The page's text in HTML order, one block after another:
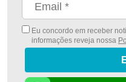
Eu concordo em receber
informações reveja nossa